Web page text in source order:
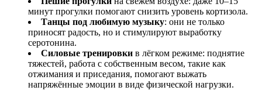
минут прогулки помогают снизить уровень кортизола.
Танцы под любимую музыку: они не только
приносят радость, но и стимулируют выработку
серотонина.
Силовые тренировки в лёгком режиме: поднятие
тяжестей, работа с собственным весом, такие как
отжимания и приседания, помогают выжать
напряжённые эмоции в виде физической нагрузки.